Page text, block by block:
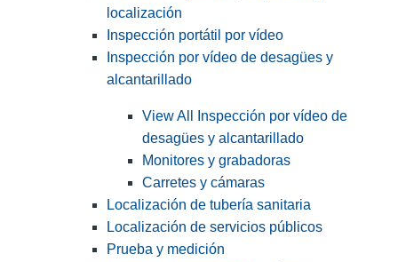
localización
Inspección portátil por vídeo
Inspección por vídeo de desagües y
alcantarillado
View All Inspección por vídeo de
desagües y alcantarillado
Monitores y grabadoras
Carretes y cámaras
Localización de tubería sanitaria
Localización de servicios públicos
Prueba y medición